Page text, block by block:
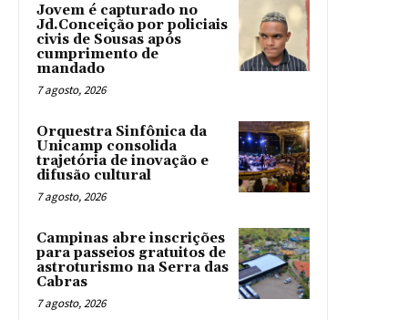
Jovem é capturado no
Jd.Conceição por policiais
civis de Sousas após
cumprimento de
mandado
7 agosto, 2026
Orquestra Sinfônica da
Unicamp consolida
trajetória de inovação e
difusão cultural
7 agosto, 2026
Campinas abre inscrições
para passeios gratuitos de
astroturismo na Serra das
Cabras
7 agosto, 2026